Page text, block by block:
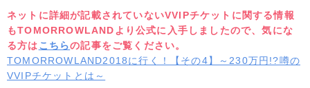
ネットに詳細が記載されていないVVIPチケットに関する情報
もTOMORROWLANDより公式に入手しましたので、気にな
る方はこちらの記事をご覧ください。
TOMORROWLAND2018に行く！【その4】～230万円!?噂の
VVIPチケットとは～